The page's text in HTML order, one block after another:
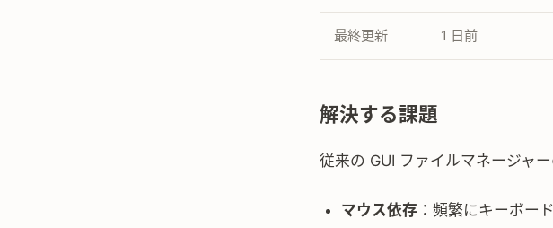
最終更新 1 日前
解決する課題
従来の GUI ファイルマネージャー
マウス依存 ：頻繁にキーボー